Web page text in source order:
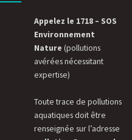
Appelez le 1718 – SOS
Environnement
Nature (pollutions
avérées nécessitant
expertise)
Toute trace de pollutions
aquatiques doit être
renseignée sur l’adresse